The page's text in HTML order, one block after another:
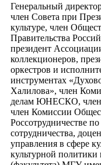
Генеральный
член Совета при
культуре, член
Правительства
президент
коллекционеров,
оркестров и
инструментах
Халилова», член
делам ЮНЕСКО, член
член Комиссии
Россотрудничестве
сотрудничества,
управления в сфере
культурной